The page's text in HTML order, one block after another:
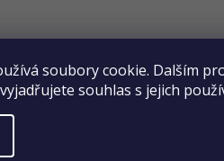
soubory cookie. Dalším
souhlas s jejich
Obchodní podmínky
Podívejte se na